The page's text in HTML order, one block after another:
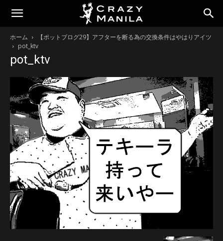
ホーム
【ポットブログ29】アフターを断る為の交換条件はやはりアイツ
pot_ktv
pot_ktv